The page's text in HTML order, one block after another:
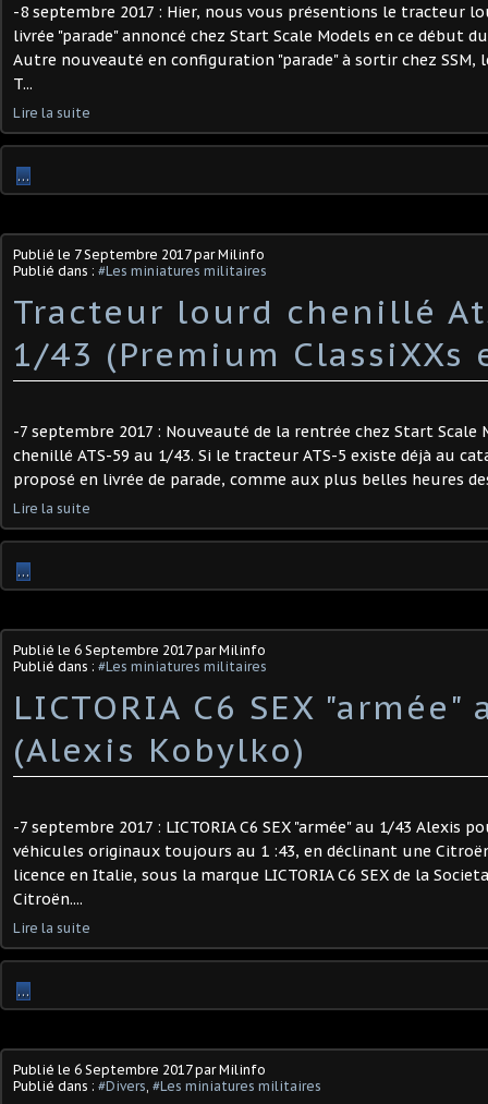
-8 septembre 2017 : Hier, nous vous présentions le tracteur
livrée "parade" annoncé chez Start Scale Models en ce début
Autre nouveauté en configuration "parade" à sortir chez SSM,
T...
Lire la suite
…
Publié le 7 Septembre 2017par Milinfo
Publié dans : #Les miniatures militaires
Tracteur lourd chenillé
1/43 (Premium ClassiXXs
-7 septembre 2017 : Nouveauté de la rentrée chez Start
chenillé ATS-59 au 1/43. Si le tracteur ATS-5 existe déjà au
proposé en livrée de parade, comme aux plus belles heures
Lire la suite
…
Publié le 6 Septembre 2017par Milinfo
Publié dans : #Les miniatures militaires
LICTORIA C6 SEX "armée"
(Alexis Kobylko)
-7 septembre 2017 : LICTORIA C6 SEX "armée" au 1/43 Alexis
véhicules originaux toujours au 1 :43, en déclinant une
licence en Italie, sous la marque LICTORIA C6 SEX de la
Citroën....
Lire la suite
…
Publié le 6 Septembre 2017par Milinfo
Publié dans : #Divers, #Les miniatures militaires